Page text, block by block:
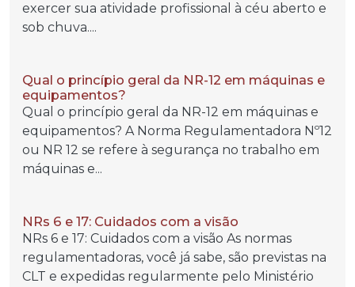
exercer sua atividade profissional à céu aberto e
sob chuva....
Qual o princípio geral da NR-12 em máquinas e
equipamentos?
Qual o princípio geral da NR-12 em máquinas e
equipamentos? A Norma Regulamentadora Nº12
ou NR 12 se refere à segurança no trabalho em
máquinas e...
NRs 6 e 17: Cuidados com a visão
NRs 6 e 17: Cuidados com a visão As normas
regulamentadoras, você já sabe, são previstas na
CLT e expedidas regularmente pelo Ministério